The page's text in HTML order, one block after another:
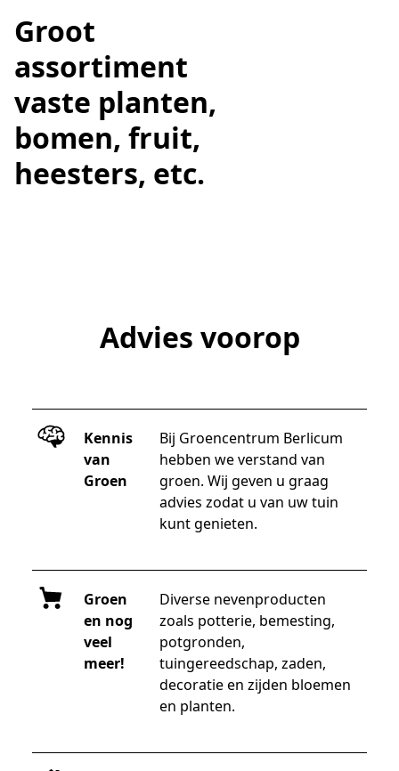
Groot
assortiment
vaste planten,
bomen, fruit,
heesters, etc.
Advies voorop
Kennis
van
Groen
Bij Groencentrum Berlicum
hebben we verstand van
groen. Wij geven u graag
advies zodat u van uw tuin
kunt genieten.
Groen
en nog
veel
meer!
Diverse nevenproducten
zoals potterie, bemesting,
potgronden,
tuingereedschap, zaden,
decoratie en zijden bloemen
en planten.